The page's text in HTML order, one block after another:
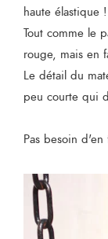
haute élastique !
Tout comme le
rouge, mais en
Le détail du
peu courte qui
Pas besoin